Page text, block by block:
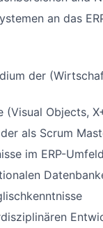
an das
der
(Visual Objects,
als Scrum
im ERP-